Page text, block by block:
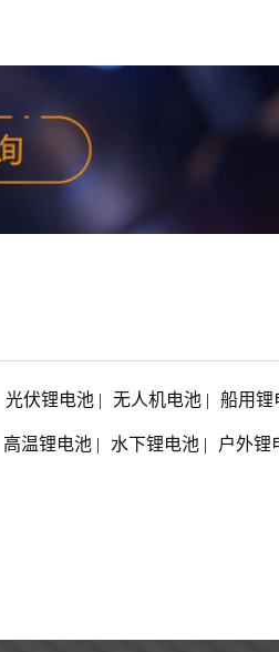
光伏锂电池 | 无人机电池 | 船用
高温锂电池 | 水下锂电池 | 户外锂